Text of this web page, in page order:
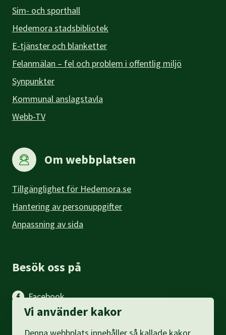
Sim- och sporthall
Hedemora stadsbibliotek
E-tjänster och blanketter
Felanmälan – fel och problem i offentlig miljö
Synpunkter
Kommunal anslagstavla
Webb-TV
Om webbplatsen
Tillgänglighet för Hedemora.se
Hantering av personuppgifter
Anpassning av sida
Besök oss på
Facebook
Instagram
Vi använder kakor